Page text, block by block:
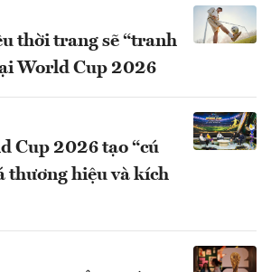
thời trang sẽ “tranh
World Cup 2026
Cup 2026 tạo “cú
thương hiệu và kích